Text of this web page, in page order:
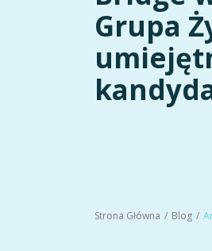
Grupa
Strona Główna Blog